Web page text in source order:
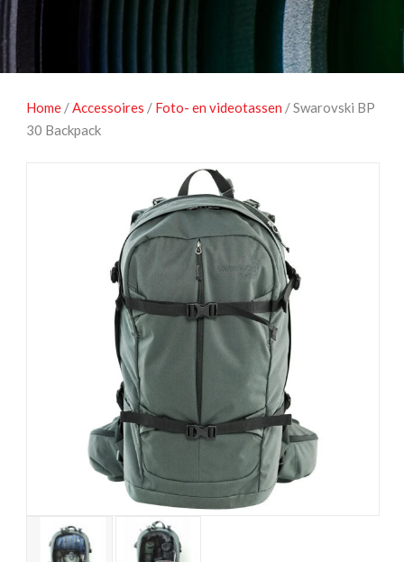
Home /Accessoires / Foto- en videotassen / Swarovski BP
30 Backpack